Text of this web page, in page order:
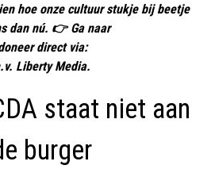
hoe onze cultuur stukje bij beetje
dan nú. 👉 Ga naar
direct via:
Liberty Media.
staat niet aan
burger